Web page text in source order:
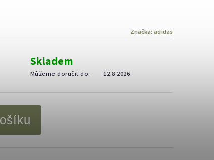
Značka: adidas
Skladem
Můžeme doručit do: 12.8.2026